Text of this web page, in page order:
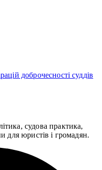
доброчесності суддів
судова практика,
для юристів і громадян.